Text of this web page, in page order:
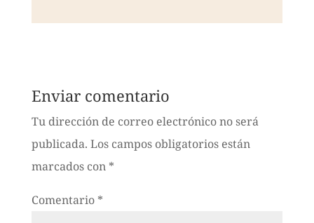
Enviar comentario
Tu dirección de correo electrónico no será
publicada. Los campos obligatorios están
marcados con *
Comentario *